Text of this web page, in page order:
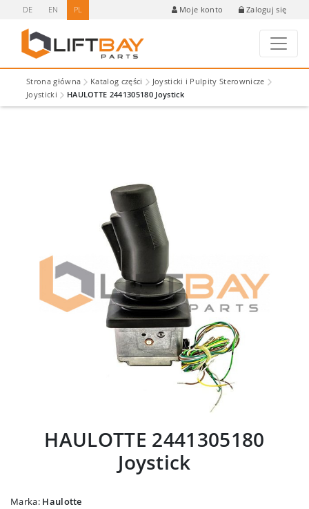
DE EN PL Moje konto Zaloguj się
Strona główna Katalog części
Joysticki i Pulpity Sterownicze
Joysticki
HAULOTTE 2441305180 Joystick
HAULOTTE 2441305180
Joystick
Marka: Haulotte